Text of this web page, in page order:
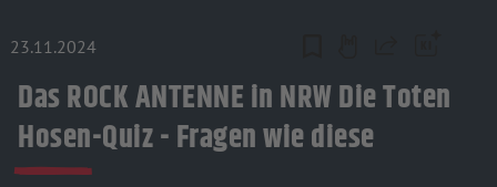
23.11.2024
Das ROCK ANTENNE in NRW Die Toten
Hosen-Quiz - Fragen wie diese